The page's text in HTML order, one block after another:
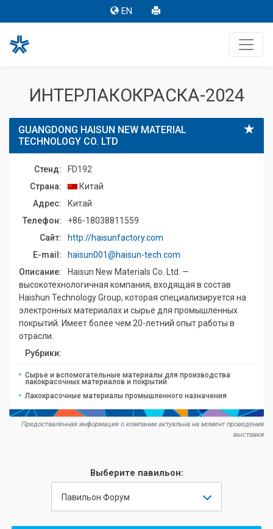
EN
ИНТЕРЛАКОКРАСКА-2024
GUANGDONG HAISUN NEW MATERIAL
TECHNOLOGY CO. LTD
Стенд:
FD192
Страна:
Китай
Адрес:
Китай
Телефон:
+86-18038811559
Сайт:
http://haisunfactory.com
E-mail:
haisun001@haisun-tech.com
Описание:
Haisun New Materials Co. Ltd. —
высокотехнологичная компания, входящая в состав
Haishun Technology Group, которая специализируется на
электронных материалах и сырье для промышленных
покрытий. Имеет более чем 20-летний опыт работы в
отрасли.
Рубрики:
Сырье и вспомогательные материалы для производства
лакокрасочных материалов и покрытий
Лакокрасочные материалы промышленного назначения
Предоставленная информация о компании актуальна на момент проведения
выставки
Выберите павильон:
Павильон Форум